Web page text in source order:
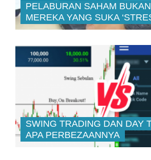
PELABURAN SAHAM
MEREKA YANG SUKA
SWING TRADING DAN DAY
APA PERBEZAANNYA